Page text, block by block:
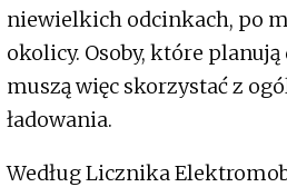
niewielkich odcinkach, po
okolicy. Osoby, które planują
muszą więc skorzystać z
ładowania.
Według Licznika